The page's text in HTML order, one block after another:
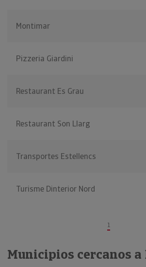
Montimar
Pizzeria Giardini
Restaurant Es Grau
Restaurant Son Llarg
Transportes Estellencs
Turisme Dinterior Nord
1
Municipios cercanos a